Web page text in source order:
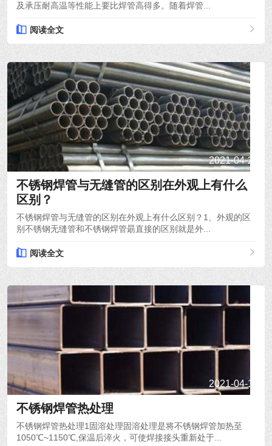
及承压耐高温等性能上要比焊管高得多。随着焊管...
阅读全文
2021-04-20
不锈钢焊管与无缝管的区别在外观上有什么
区别？
不锈钢焊管与无缝管的区别在外观上有什么区别？1、外观的区
别不锈钢无缝管和不锈钢焊管朂直接的区别就是外...
阅读全文
2021-04-19
不锈钢焊管热处理
不锈钢焊管热处理1固溶处理固溶处理是将不锈钢焊管加热至
1050℃~1150℃,保温后淬火，可使焊接接头重新处于...